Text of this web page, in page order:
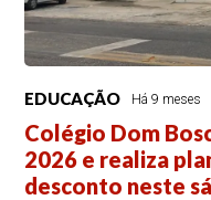
EDUCAÇÃO Há 9 meses
Colégio Dom
2026 e realiza
desconto neste